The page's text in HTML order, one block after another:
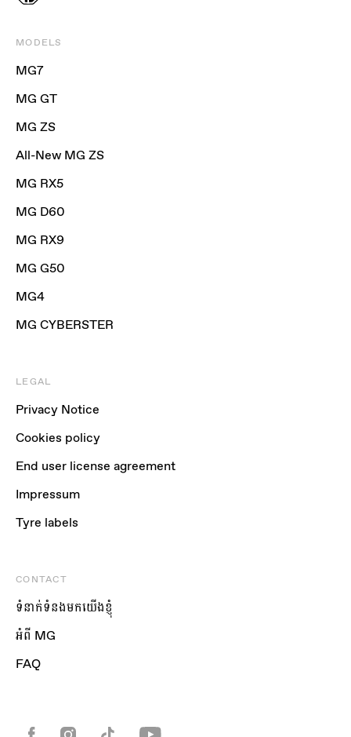
MODELS
MG7
MG GT
MG ZS
All-New MG ZS
MG RX5
MG D60
MG RX9
MG G50
MG4
MG CYBERSTER
LEGAL
Privacy Notice
Cookies policy
End user license agreement
Impressum
Tyre labels
CONTACT
ទំនាក់ទំនងមកយើងខ្ញុំ
អំពី MG
FAQ